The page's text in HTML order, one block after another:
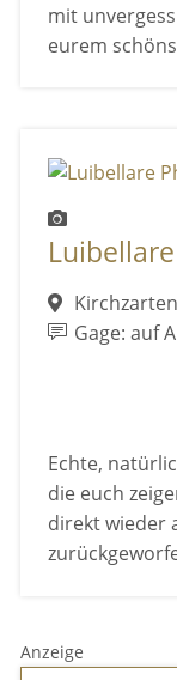
mit
eurem
Kirchzarten
Gage: auf
Echte,
die euch
direkt wieder
Anzeige